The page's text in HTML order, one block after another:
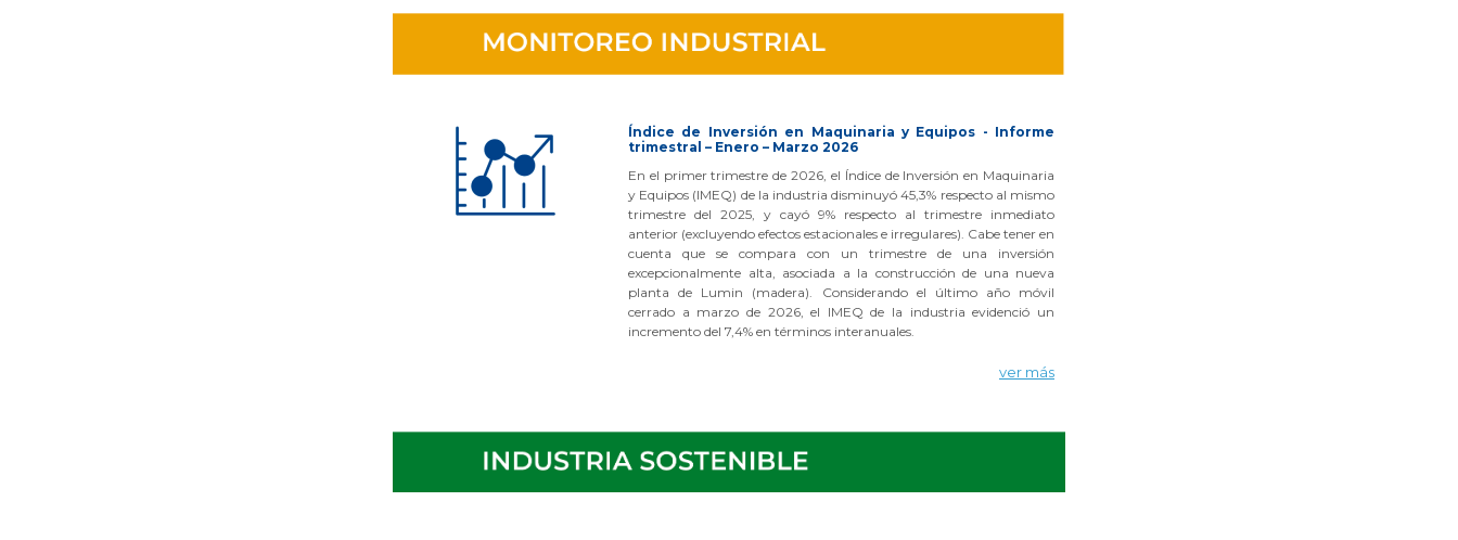
Índice de Inversión en Maquinaria y Equipos - Informe
trimestral – Enero – Marzo 2026
En el primer trimestre de 2026, el Índice de Inversión en Maquinaria
y Equipos (IMEQ) de la industria disminuyó 45,3% respecto al mismo
trimestre del 2025, y cayó 9% respecto al trimestre inmediato
anterior (excluyendo efectos estacionales e irregulares). Cabe tener en
cuenta que se compara con un trimestre de una inversión
excepcionalmente alta, asociada a la construcción de una nueva
planta de Lumin (madera). Considerando el último año móvil
cerrado a marzo de 2026, el IMEQ de la industria evidenció un
incremento del 7,4% en términos interanuales.
ver más